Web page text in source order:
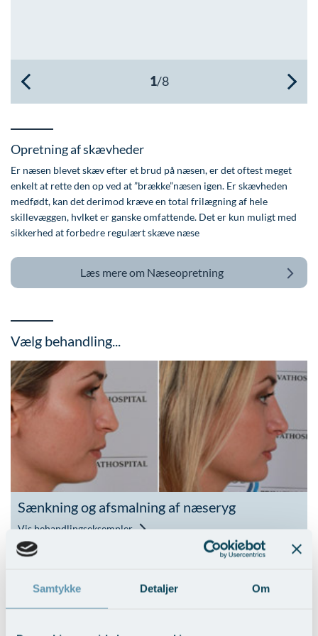
Samtykke Detaljer Om
Opretning af skævheder
Er næsen blevet skæv efter et brud på næsen, er det oftest meget
enkelt at rette den op ved at ”brække”næsen igen. Er skævheden
medfødt, kan det derimod kræve en total frilægning af hele
skillevæggen, hvlket er ganske omfattende. Det er kun muligt med
sikkerhed at forbedre regulært skæve næse
Læs mere om Næseopretning
Vælg behandling...
Sænkning og afsmalning af næseryg
Vis behandlingseksempler